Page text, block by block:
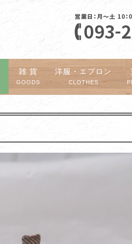
雑 貨
GOODS
洋服・エプロン
CLOTHES